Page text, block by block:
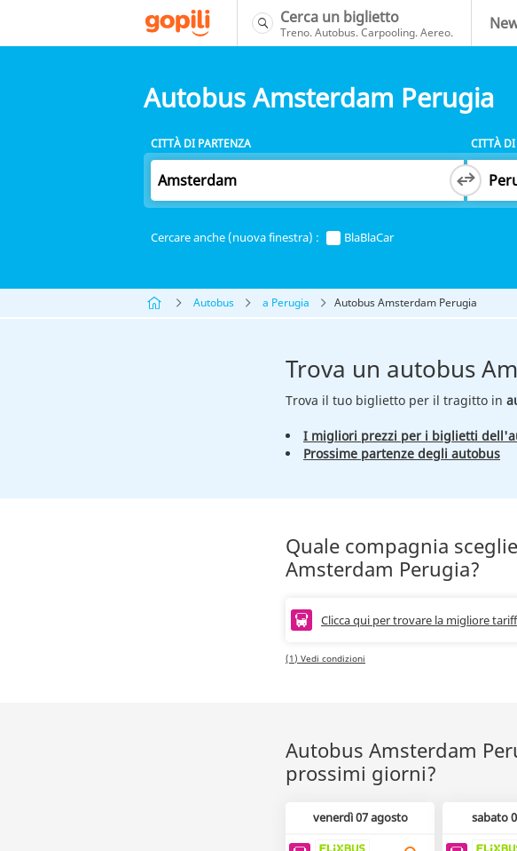
Cerca un biglietto
Treno. Autobus. Carpooling. Aereo.
Autobus Amsterdam Perugia
CITTÀ DI PARTENZA CITTÀ
Cercare anche (nuova finestra) : BlaBlaCar
Autobus a Perugia Autobus Amsterdam Perugia
Trova un autobus
Trova il tuo biglietto per il tragitto in
I migliori prezzi per i biglietti
Prossime partenze degli autobus
Quale compagnia
Amsterdam Perugia?
Clicca qui per trovare la migliore
(1) Vedi condizioni
Autobus Amsterdam
prossimi giorni?
venerdì 07 agosto sabato